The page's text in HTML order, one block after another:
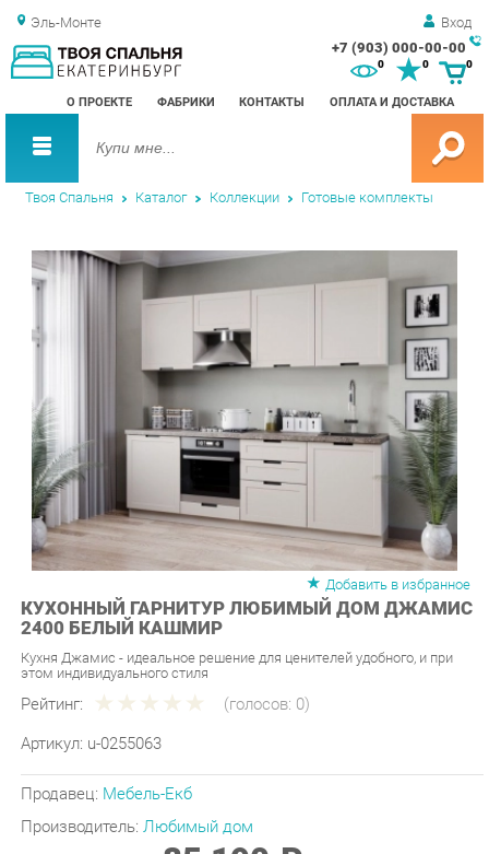
Эль-Монте Вход
+7 (903) 000-00-00
О ПРОЕКТЕ ФАБРИКИ КОНТАКТЫ ОПЛАТА И ДОСТАВКА
0 0
Твоя Спальня Каталог Коллекции Готовые комплекты
Добавить в избранное
КУХОННЫЙ ГАРНИТУР ЛЮБИМЫЙ ДОМ ДЖАМИС
2400 БЕЛЫЙ КАШМИР
Кухня Джамис - идеальное решение для ценителей удобного, и при
Рейтинг:
Артикул: u-0255063
Производитель:Любимый дом
Последняя цена: 85 190 ₽